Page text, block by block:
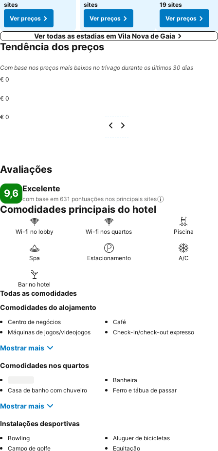
sites
Ver preços
sites
Ver preços
19 sites
Ver preços
Ver todas as estadias em Vila Nova de Gaia
Tendência dos preços
Com base nos preços mais baixos no trivago durante os últimos 30 dias
€ 0
€ 0
€ 0
Avaliações
9,6 Excelente
com base em 631 pontuações nos principais sites
Comodidades principais do hotel
Wi-fi no lobby Wi-fi nos quartos Piscina
Spa Estacionamento A/C
Bar no hotel
Todas as comodidades
Comodidades do alojamento
Centro de negócios
Café
Máquinas de jogos/videojogos
Check-in/check-out expresso
Mostrar mais
Comodidades nos quartos
Banheira
Casa de banho com chuveiro
Ferro e tábua de passar
Mostrar mais
Instalações desportivas
Bowling
Aluguer de bicicletas
Campo de golfe
Equitação